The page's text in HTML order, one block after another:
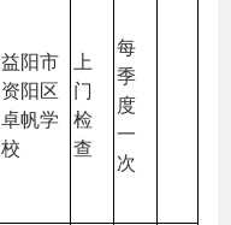
益阳市
资阳区
卓帆学
校
上
门
检
查
每
季
度
一
次